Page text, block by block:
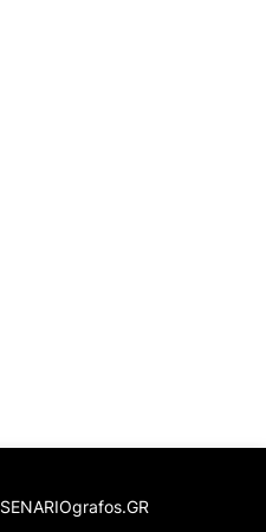
SENARIOgrafos.GR